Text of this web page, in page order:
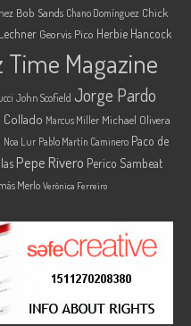
Bob Sands Chano Domínguez Chick
Georvis Pico Herbie Hancock
Time Magazine
John Scofield Jorge Pardo
Collado Marcus Miller Michael Olivera
Noa Lur Pablo Martín Caminero Paco de
Pepe Rivero Perico Sambeat
Merlo Verónica Ferreiro